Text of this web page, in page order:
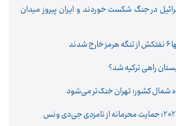
در جنگ شکست خوردند و ایران پیروز میدان
راهی ترکیه شد؟
شمال کشور؛ تهران خنک‌تر می‌شود